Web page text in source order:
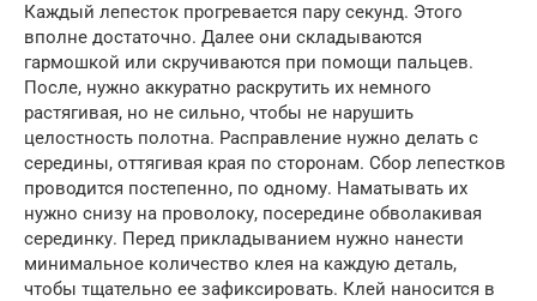
Каждый лепесток прогревается пару секунд. Этого
вполне достаточно. Далее они складываются
гармошкой или скручиваются при помощи пальцев.
После, нужно аккуратно раскрутить их немного
растягивая, но не сильно, чтобы не нарушить
целостность полотна. Расправление нужно делать с
середины, оттягивая края по сторонам. Сбор лепестков
проводится постепенно, по одному. Наматывать их
нужно снизу на проволоку, посередине обволакивая
серединку. Перед прикладыванием нужно нанести
минимальное количество клея на каждую деталь,
чтобы тщательно ее зафиксировать. Клей наносится в